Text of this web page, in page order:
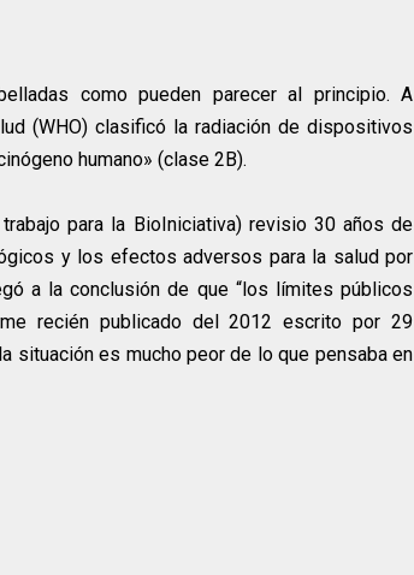
como pueden parecer al principio. A
(WHO) clasificó la radiación de dispositivos
humano» (clase 2B).
para la BioIniciativa) revisio 30 años de
y los efectos adversos para la salud por
a la conclusión de que “los límites públicos
recién publicado del 2012 escrito por 29
situación es mucho peor de lo que pensaba en